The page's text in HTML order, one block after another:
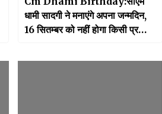
धामी सादगी ने मनाएंगे अपना जन्मदिन,
16 सितम्बर को नहीं होगा किसी प्रकार